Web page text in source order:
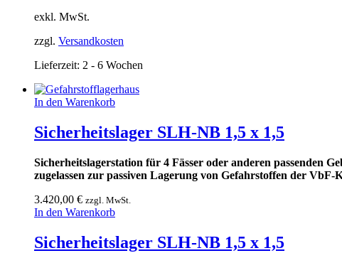
exkl. MwSt.
zzgl. Versandkosten
Lieferzeit: 2 - 6 Wochen
In den Warenkorb
Sicherheitslager SLH-NB 1,5 x 1,5
Sicherheitslagerstation für 4 Fässer oder anderen passenden
zugelassen zur passiven Lagerung von Gefahrstoffen der
3.420,00 € zzgl. MwSt.
In den Warenkorb
Sicherheitslager SLH-NB 1,5 x 1,5